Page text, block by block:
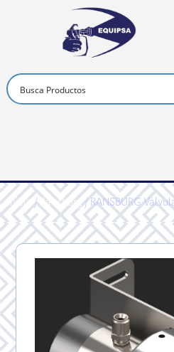
Inicio/Ransburg/ RANSBURG